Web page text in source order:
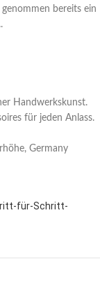
bereits ein
Handwerkskunst.
für jeden Anlass.
Germany
für-Schritt-